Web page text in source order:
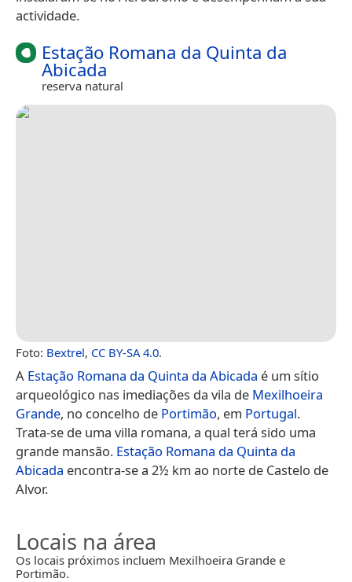
actividade.
Estação Romana da Quinta da
Abicada
reserva natural
Foto: Bextrel, CC BY-SA 4.0.
A Estação Romana da Quinta da Abicada é um sítio
arqueológico nas imediações da vila de Mexilhoeira
Grande, no concelho de Portimão, em Portugal.
Trata-se de uma villa romana, a qual terá sido uma
grande mansão. Estação Romana da Quinta da
Abicada encontra-se a 2½ km ao norte de Castelo de
Alvor.
Locais na área
Os locais próximos incluem Mexilhoeira Grande e
Portimão.